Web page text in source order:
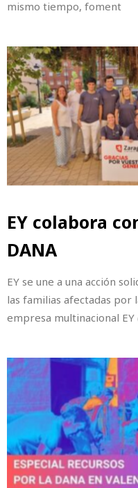
mismo tiempo, foment
EY colabora
DANA
EY se une a una acción
las familias afectadas por
empresa multinacional